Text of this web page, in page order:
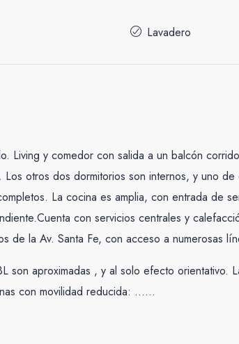
Lavadero
Living y comedor con salida a un balcón
otros dos dormitorios son internos, y uno
La cocina es amplia, con entrada de
con servicios centrales y
de la Av. Santa Fe, con acceso a numerosas
son aproximadas , y al solo efecto
con movilidad reducida: ……